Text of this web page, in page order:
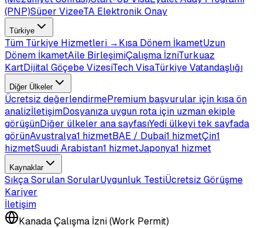
(PNP)Süper VizeeTA Elektronik Onay
Türkiye
Tüm Türkiye Hizmetleri →Kısa Dönem İkametUzun
Dönem İkametAile BirleşimiÇalışma İzniTurkuaz
KartDijital Göçebe VizesiTech VisaTürkiye Vatandaşlığı
Diğer Ülkeler
Ücretsiz değerlendirmePremium başvurular için kısa ön
analizİletişimDosyanıza uygun rota için uzman ekiple
görüşünDiğer ülkeler ana sayfasıYedi ülkeyi tek sayfada
görünAvustralya1 hizmetBAE / Dubai1 hizmetÇin1
hizmetSuudi Arabistan1 hizmetJaponya1 hizmet
Kaynaklar
Sıkça Sorulan SorularUygunluk TestiÜcretsiz Görüşme
Kariyer
İletişim
Kanada Çalışma İzni (Work Permit)